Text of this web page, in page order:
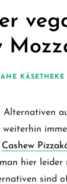
KÄSETHEKE
weiterhin
Cashew
hier leider
sind